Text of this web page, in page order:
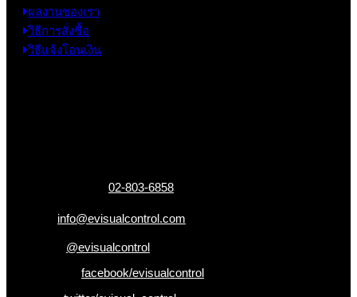
ผลงานของเรา
วิธีการสั่งซื้อ
วิธีแจ้งโอนเงิน
02-803-6858
info@evisualcontrol.com
@evisualcontrol
facebook/evisualcontrol